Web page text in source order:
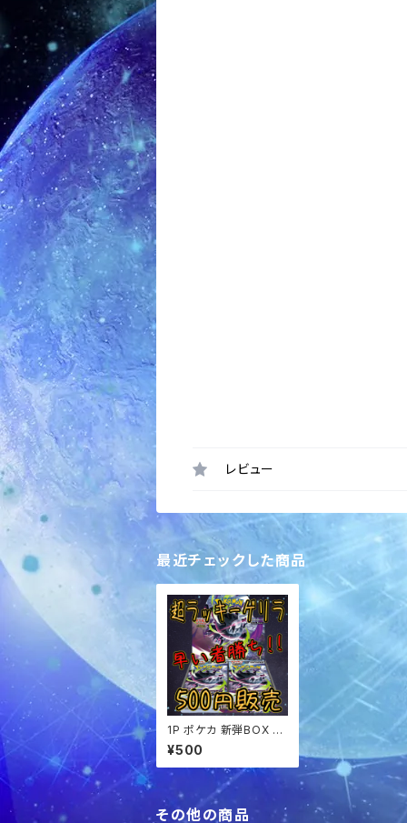
レビュー
最近チェックした商品
1P ポケカ 新弾BOX 超
ラッキーゲリラ オリパ
¥500
その他の商品